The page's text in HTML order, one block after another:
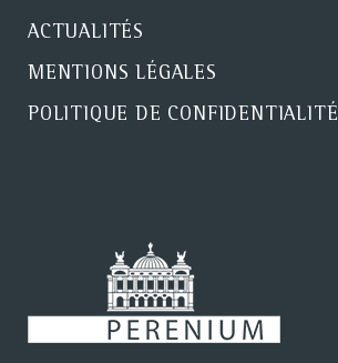
ACTUALITÉS
MENTIONS LÉGALES
POLITIQUE DE CONFIDENTIALITÉ